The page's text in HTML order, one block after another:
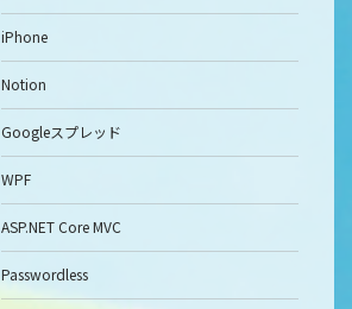
iPhone
Notion
Googleスプレッド
WPF
ASP.NET Core MVC
Passwordless